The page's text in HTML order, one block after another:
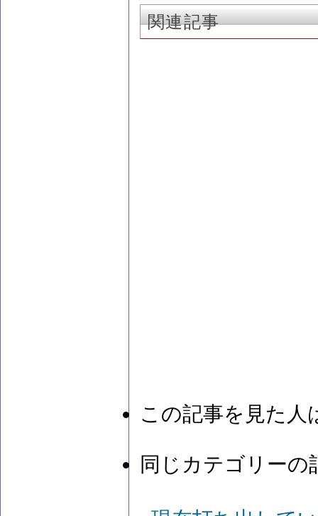
関連記事
この記事を見た人
同じカテゴリーの